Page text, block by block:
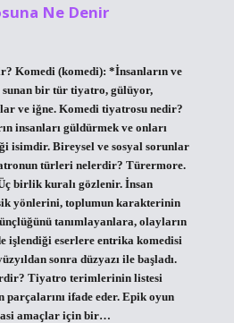
Ne Denir
Komedi (komedi): *İnsanların ve
bir tür tiyatro, gülüyor,
ve iğne. Komedi tiyatrosu nedir?
insanları güldürmek ve onları
isimdir. Bireysel ve sosyal sorunlar
türleri nelerdir? Türermore.
birlik kuralı gözlenir. İnsan
yönlerini, toplumun karakterinin
tanımlayanlara, olayların
işlendiği eserlere entrika komedisi
sonra düzyazı ile başladı.
Tiyatro terimlerinin listesi
ifade eder. Epik oyun
amaçlar için bir…